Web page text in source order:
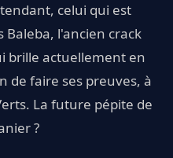
celui qui est
Baleba, l'ancien crack
brille actuellement en
de faire ses preuves, à
La future pépite de
?